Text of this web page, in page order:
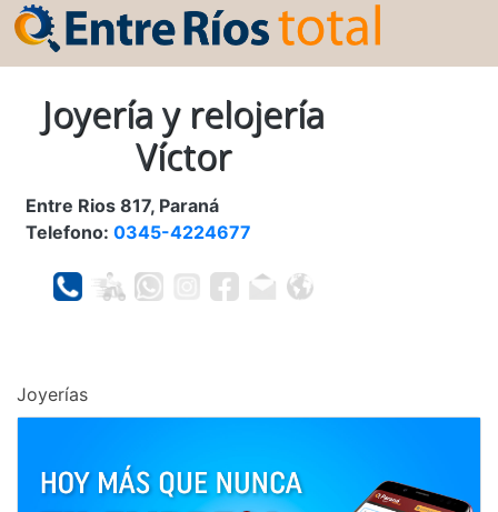
Joyería y relojería
Víctor
Entre Rios 817, Paraná
Telefono: 0345-4224677
Joyerías